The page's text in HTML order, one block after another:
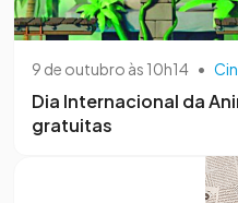
9 de outubro às 10h14 •
Dia Internacional da
gratuitas